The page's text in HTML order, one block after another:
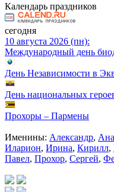
Календарь праздников
сегодня
10 августа 2026 (пн):
Международный день
День Независимости в
День национальных
Прохоры – Пармены
Именины: Александр,
Иларион, Ирина, Кирилл,
Павел, Прохор, Сергей,